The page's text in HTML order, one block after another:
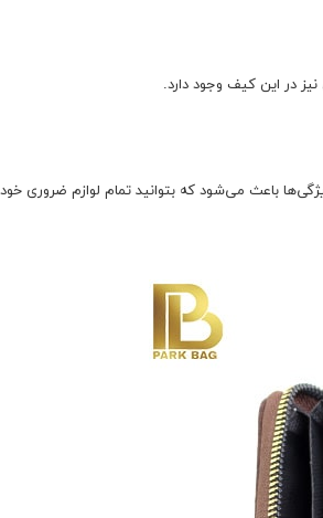
باعث می‌شود که بتوانید تمام لوازم ضروری